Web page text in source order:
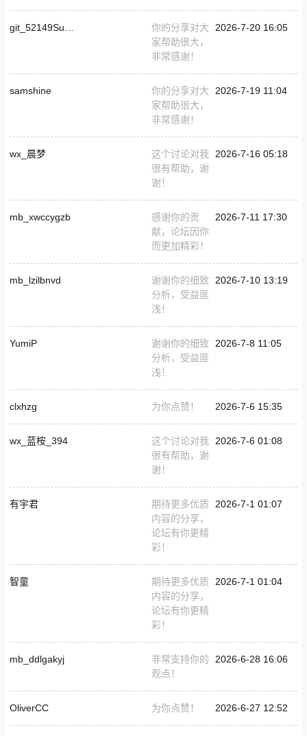
你的分享对大
家帮助很大，
非常感谢！
2026-7-20 16:05
samshine
你的分享对大
家帮助很大，
非常感谢！
2026-7-19 11:04
wx_晨梦
这个讨论对我
很有帮助，谢
谢！
2026-7-16 05:18
mb_xwccygzb
感谢你的贡
献，论坛因你
而更加精彩！
2026-7-11 17:30
mb_lzilbnvd
谢谢你的细致
分析，受益匪
浅！
2026-7-10 13:19
YumiP
谢谢你的细致
分析，受益匪
浅！
2026-7-8 11:05
clxhzg 为你点赞！ 2026-7-6 15:35
wx_蓝桉_394
这个讨论对我
很有帮助，谢
谢！
2026-7-6 01:08
有宇君
期待更多优质
内容的分享，
论坛有你更精
彩！
2026-7-1 01:07
智童
期待更多优质
内容的分享，
论坛有你更精
彩！
2026-7-1 01:04
mb_ddlgakyj
非常支持你的
观点！
2026-6-28 16:06
OliverCC 为你点赞！ 2026-6-27 12:52